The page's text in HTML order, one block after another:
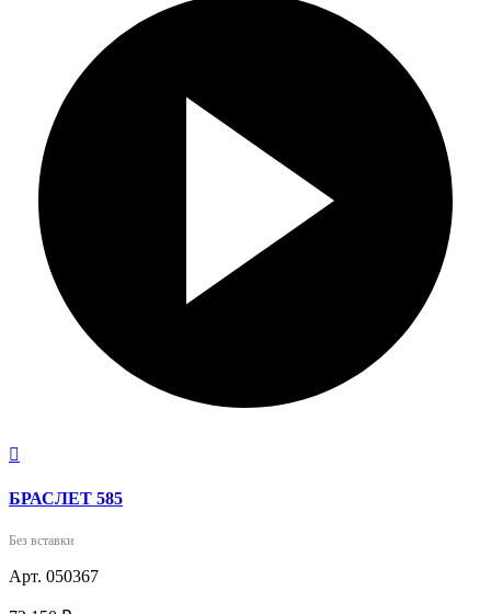

БРАСЛЕТ 585
Без вставки
Арт. 050367